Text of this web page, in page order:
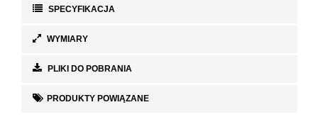
SPECYFIKACJA
WYMIARY
PLIKI DO POBRANIA
PRODUKTY POWIĄZANE